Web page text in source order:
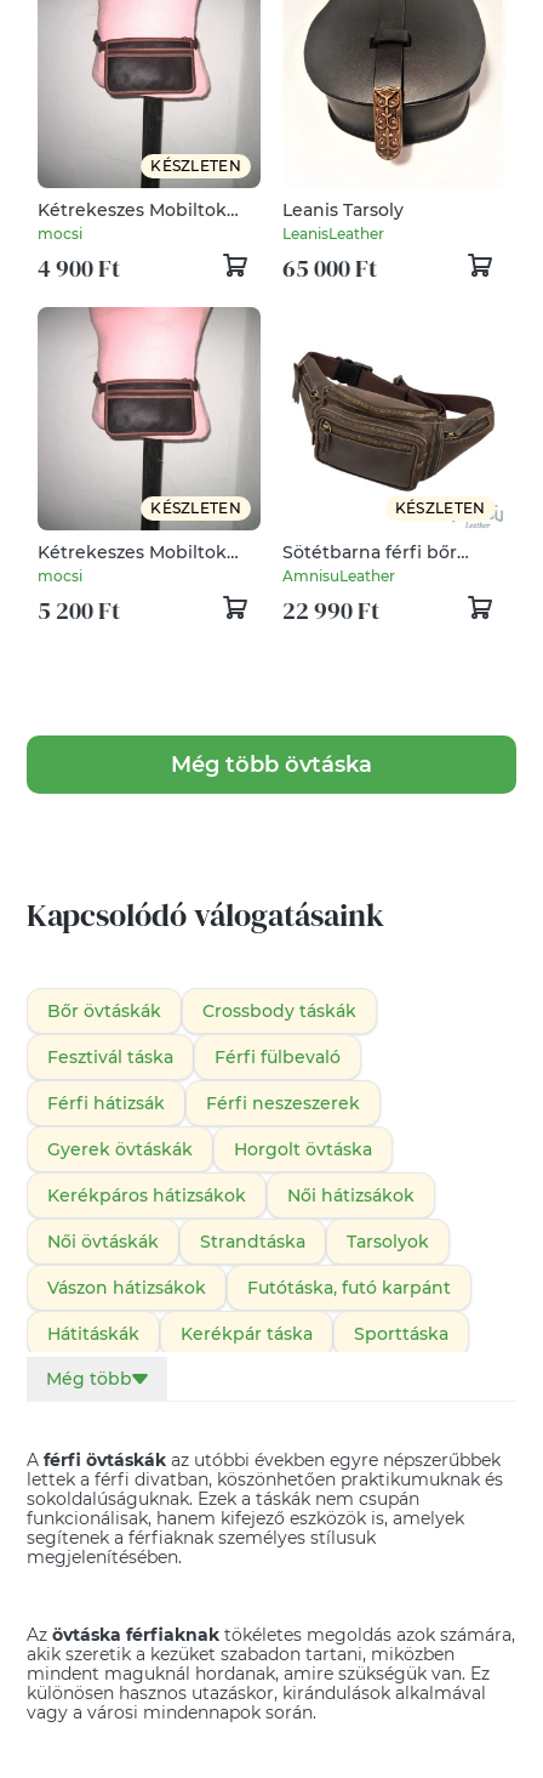
KÉSZLETEN
Kétrekeszes Mobiltok
övtáska sötétbarna
anyagból
mocsi
4 900 Ft
Leanis Tarsoly
LeanisLeather
65 000 Ft
KÉSZLETEN
Kétrekeszes Mobiltok
övtáska sötétbarna
anyagból
mocsi
5 200 Ft
KÉSZLETEN
Sötétbarna férfi bőr
övtáska TA2506
AmnisuLeather
22 990 Ft
Még több övtáska
Kapcsolódó válogatásaink
Bőr övtáskák Crossbody táskák
Fesztivál táska Férfi fülbevaló
Férfi hátizsák Férfi neszeszerek
Gyerek övtáskák Horgolt övtáska
Kerékpáros hátizsákok Női hátizsákok
Női övtáskák Strandtáska Tarsolyok
Vászon hátizsákok Futótáska, futó karpánt
Hátitáskák Kerékpár táska Sporttáska
Táska kiegészítők
Vállon átvetős táska Válltáskák Övtáskák
Még több
Aférfi övtáskák az utóbbi években egyre népszerűbbek
lettek a férfi divatban, köszönhetően praktikumuknak és
sokoldalúságuknak. Ezek a táskák nem csupán
funkcionálisak, hanem kifejező eszközök is, amelyek
segítenek a férfiaknak személyes stílusuk
megjelenítésében.
Azövtáska férfiaknak tökéletes megoldás azok számára,
akik szeretik a kezüket szabadon tartani, miközben
mindent maguknál hordanak, amire szükségük van. Ez
különösen hasznos utazáskor, kirándulások alkalmával
vagy a városi mindennapok során.